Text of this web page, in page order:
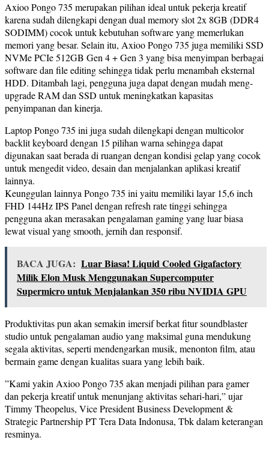
Axioo Pongo 735 merupakan pilihan ideal untuk pekerja kreatif
karena sudah dilengkapi dengan dual memory slot 2x 8GB (DDR4
SODIMM) cocok untuk kebutuhan software yang memerlukan
memori yang besar. Selain itu, Axioo Pongo 735 juga memiliki SSD
NVMe PCIe 512GB Gen 4 + Gen 3 yang bisa menyimpan berbagai
software dan file editing sehingga tidak perlu menambah eksternal
HDD. Ditambah lagi, pengguna juga dapat dengan mudah meng-
upgrade RAM dan SSD untuk meningkatkan kapasitas
penyimpanan dan kinerja.
Laptop Pongo 735 ini juga sudah dilengkapi dengan multicolor
backlit keyboard dengan 15 pilihan warna sehingga dapat
digunakan saat berada di ruangan dengan kondisi gelap yang cocok
untuk mengedit video, desain dan menjalankan aplikasi kreatif
lainnya.
Keunggulan lainnya Pongo 735 ini yaitu memiliki layar 15,6 inch
FHD 144Hz IPS Panel dengan refresh rate tinggi sehingga
pengguna akan merasakan pengalaman gaming yang luar biasa
lewat visual yang smooth, jernih dan responsif.
BACA JUGA: Luar Biasa! Liquid Cooled Gigafactory
Milik Elon Musk Menggunakan Supercomputer
Supermicro untuk Menjalankan 350 ribu NVIDIA GPU
Produktivitas pun akan semakin imersif berkat fitur soundblaster
studio untuk pengalaman audio yang maksimal guna mendukung
segala aktivitas, seperti mendengarkan musik, menonton film, atau
bermain game dengan kualitas suara yang lebih baik.
”Kami yakin Axioo Pongo 735 akan menjadi pilihan para gamer
dan pekerja kreatif untuk menunjang aktivitas sehari-hari,” ujar
Timmy Theopelus, Vice President Business Development &
Strategic Partnership PT Tera Data Indonusa, Tbk dalam keterangan
resminya.